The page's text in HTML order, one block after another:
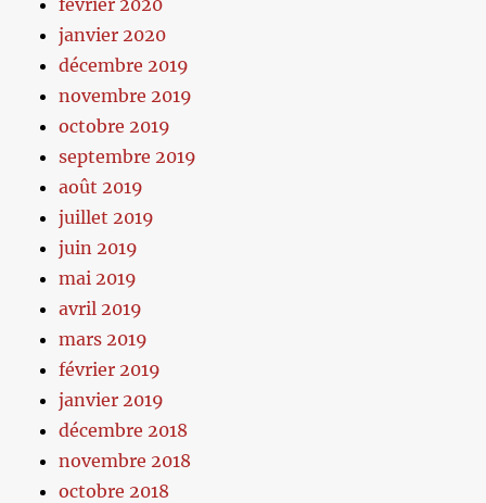
février 2020
janvier 2020
décembre 2019
novembre 2019
octobre 2019
septembre 2019
août 2019
juillet 2019
juin 2019
mai 2019
avril 2019
mars 2019
février 2019
janvier 2019
décembre 2018
novembre 2018
octobre 2018